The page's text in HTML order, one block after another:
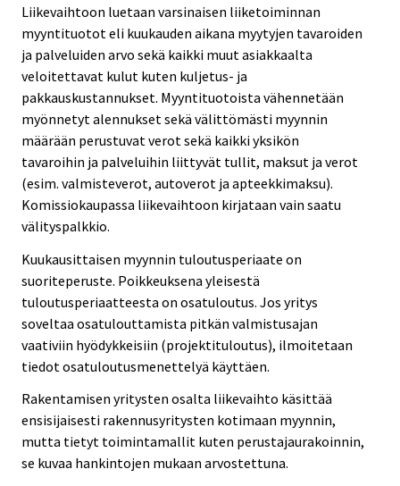
Liikevaihtoon luetaan varsinaisen liiketoiminnan
myyntituotot eli kuukauden aikana myytyjen tavaroiden
ja palveluiden arvo sekä kaikki muut asiakkaalta
veloitettavat kulut kuten kuljetus- ja
pakkauskustannukset. Myyntituotoista vähennetään
myönnetyt alennukset sekä välittömästi myynnin
määrään perustuvat verot sekä kaikki yksikön
tavaroihin ja palveluihin liittyvät tullit, maksut ja verot
(esim. valmisteverot, autoverot ja apteekkimaksu).
Komissiokaupassa liikevaihtoon kirjataan vain saatu
välityspalkkio.
Kuukausittaisen myynnin tuloutusperiaate on
suoriteperuste. Poikkeuksena yleisestä
tuloutusperiaatteesta on osatuloutus. Jos yritys
soveltaa osatulouttamista pitkän valmistusajan
vaativiin hyödykkeisiin (projektituloutus), ilmoitetaan
tiedot osatuloutusmenettelyä käyttäen.
Rakentamisen yritysten osalta liikevaihto käsittää
ensisijaisesti rakennusyritysten kotimaan myynnin,
mutta tietyt toimintamallit kuten perustajaurakoinnin,
se kuvaa hankintojen mukaan arvostettuna.